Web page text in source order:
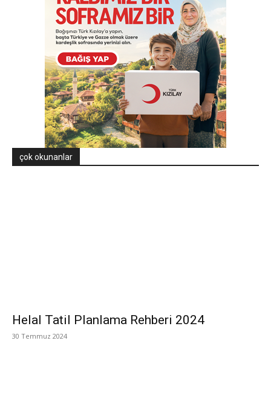
çok okunanlar
Helal Tatil Planlama Rehberi 2024
30 Temmuz 2024